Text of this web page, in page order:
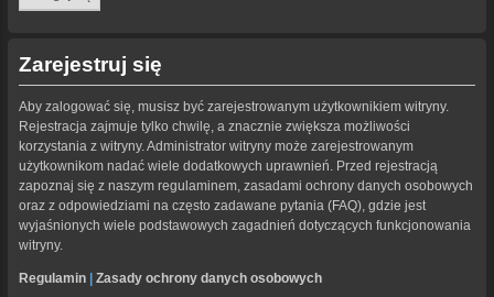
Zarejestruj się
Aby zalogować się, musisz być zarejestrowanym użytkownikiem witryny.
Rejestracja zajmuje tylko chwilę, a znacznie zwiększa możliwości
korzystania z witryny. Administrator witryny może zarejestrowanym
użytkownikom nadać wiele dodatkowych uprawnień. Przed rejestracją
zapoznaj się z naszym regulaminem, zasadami ochrony danych osobowych
oraz z odpowiedziami na często zadawane pytania (FAQ), gdzie jest
wyjaśnionych wiele podstawowych zagadnień dotyczących funkcjonowania
witryny.
Regulamin Zasady ochrony danych osobowych